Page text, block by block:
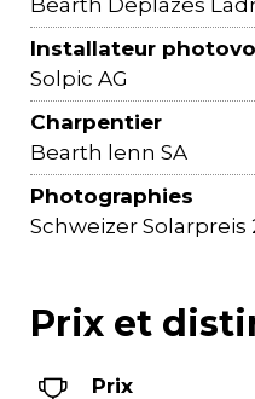
Installateur
Solpic AG
Charpentier
Bearth lenn SA
Photographies
Schweizer Solarpreis
Prix et
Prix